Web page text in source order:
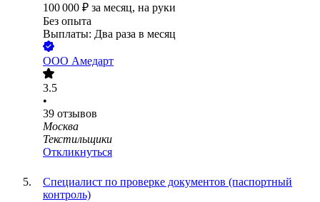
100 000 ₽ за месяц, на руки
Без опыта
Выплаты: Два раза в месяц
ООО Амедарт
3.5
•
39 отзывов
Москва
Текстильщики
Откликнуться
Специалист по проверке документов (паспортный
контроль)